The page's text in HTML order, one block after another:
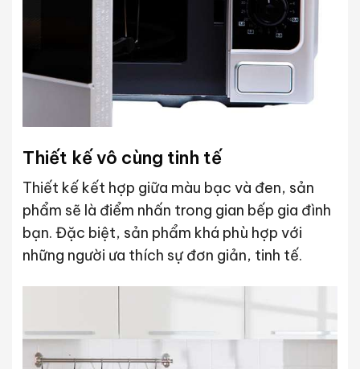
Thiết kế vô cùng tinh tế
Thiết kế kết hợp giữa màu bạc và đen, sản
phẩm sẽ là điểm nhấn trong gian bếp gia đình
bạn. Đặc biệt, sản phẩm khá phù hợp với
những người ưa thích sự đơn giản, tinh tế.